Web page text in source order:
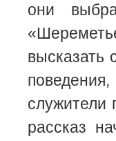
они
высказать
служители
рассказ